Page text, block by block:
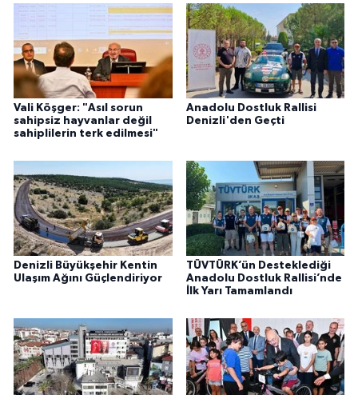
Vali Köşger: "Asıl sorun
sahipsiz hayvanlar değil
sahiplilerin terk edilmesi"
Anadolu Dostluk Rallisi
Denizli'den Geçti
Denizli Büyükşehir Kentin
Ulaşım Ağını Güçlendiriyor
TÜVTÜRK’ün Desteklediği
Anadolu Dostluk Rallisi’nde
İlk Yarı Tamamlandı